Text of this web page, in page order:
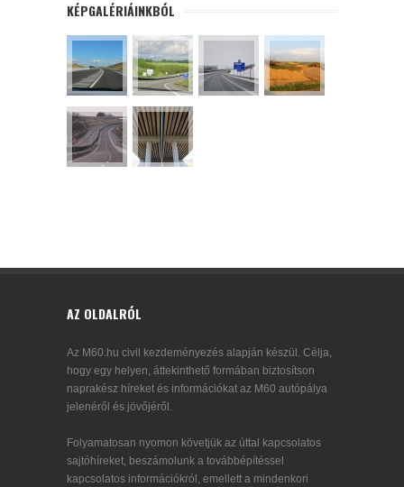
KÉPGALÉRIÁINKBÓL
AZ OLDALRÓL
Az M60.hu civil kezdeményezés alapján készül. Célja,
hogy egy helyen, áttekinthető formában biztosítson
naprakész híreket és információkat az M60 autópálya
jelenéről és jövőjéről.
Folyamatosan nyomon követjük az úttal kapcsolatos
sajtóhíreket, beszámolunk a továbbépítéssel
kapcsolatos információkról, emellett a mindenkori